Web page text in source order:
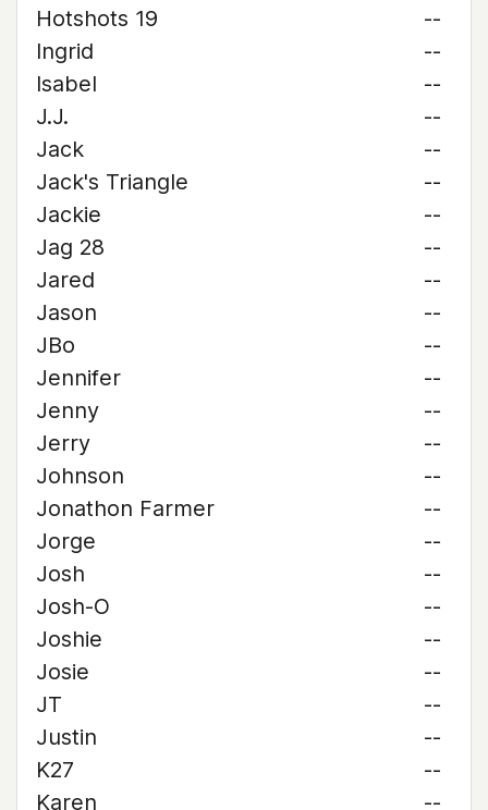
Hotshots 19
--
Ingrid
--
Isabel
--
J.J.
--
Jack
--
Jack's Triangle
--
Jackie
--
Jag 28
--
Jared
--
Jason
--
JBo
--
Jennifer
--
Jenny
--
Jerry
--
Johnson
--
Jonathon Farmer
--
Jorge
--
Josh
--
Josh-O
--
Joshie
--
Josie
--
JT
--
Justin
--
K27
--
Karen
--